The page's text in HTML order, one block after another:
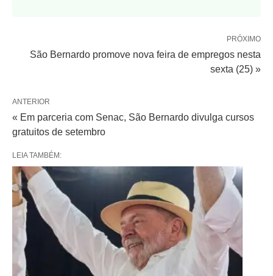
PRÓXIMO
São Bernardo promove nova feira de empregos nesta
sexta (25) »
ANTERIOR
« Em parceria com Senac, São Bernardo divulga cursos
gratuitos de setembro
LEIA TAMBÉM: